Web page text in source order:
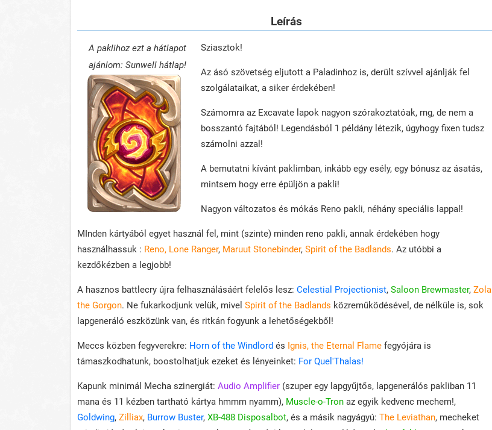
Leírás
A paklihoz ezt a hátlapot
ajánlom: Sunwell hátlap!
Sziasztok!
Az ásó szövetség eljutott a Paladinhoz is, derült szívvel ajánlják fel
szolgálataikat, a siker érdekében!
Számomra az Excavate lapok nagyon szórakoztatóak, rng, de nem a
bosszantó fajtából! Legendásból 1 példány létezik, úgyhogy fixen tudsz
számolni azzal!
A bemutatni kívánt paklimban, inkább egy esély, egy bónusz az ásatás,
mintsem hogy erre épüljön a pakli!
Nagyon változatos és mókás Reno pakli, néhány speciális lappal!
MInden kártyából egyet használ fel, mint (szinte) minden reno pakli, annak érdekében hogy
használhassuk : Reno, Lone Ranger, Maruut Stonebinder, Spirit of the Badlands. Az utóbbi a
kezdőkézben a legjobb!
A hasznos battlecry újra felhasználásáért felelős lesz: Celestial Projectionist, Saloon Brewmaster, Zola
the Gorgon. Ne fukarkodjunk velük, mivel Spirit of the Badlands közreműködésével, de nélküle is, sok
lapgeneráló eszközünk van, és ritkán fogyunk a lehetőségekből!
Meccs közben fegyverekre: Horn of the Windlord és Ignis, the Eternal Flame fegyójára is
támaszkodhatunk, boostolhatjuk ezeket és lényeinket: For Quel'Thalas!
Kapunk minimál Mecha szinergiát: Audio Amplifier (szuper egy lapgyűjtős, lapgenerálós pakliban 11
mana és 11 kézben tartható kártya hmmm nyamm), Muscle-o-Tron az egyik kedvenc mechem!,
Goldwing, Zilliax, Burrow Buster, XB-488 Disposalbot, és a másik nagyágyú: The Leviathan, mecheket